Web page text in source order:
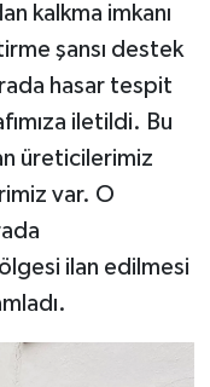
kalkma imkanı
şansı destek
hasar tespit
iletildi. Bu
üreticilerimiz
var. O
ilan edilmesi